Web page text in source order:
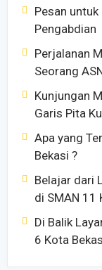
Pesan
Pengabdian
Perjalanan
Seorang
Kunjungan
Garis Pita
Apa yang
Bekasi ?
Belajar dari
di SMAN 11
Di Balik
6 Kota